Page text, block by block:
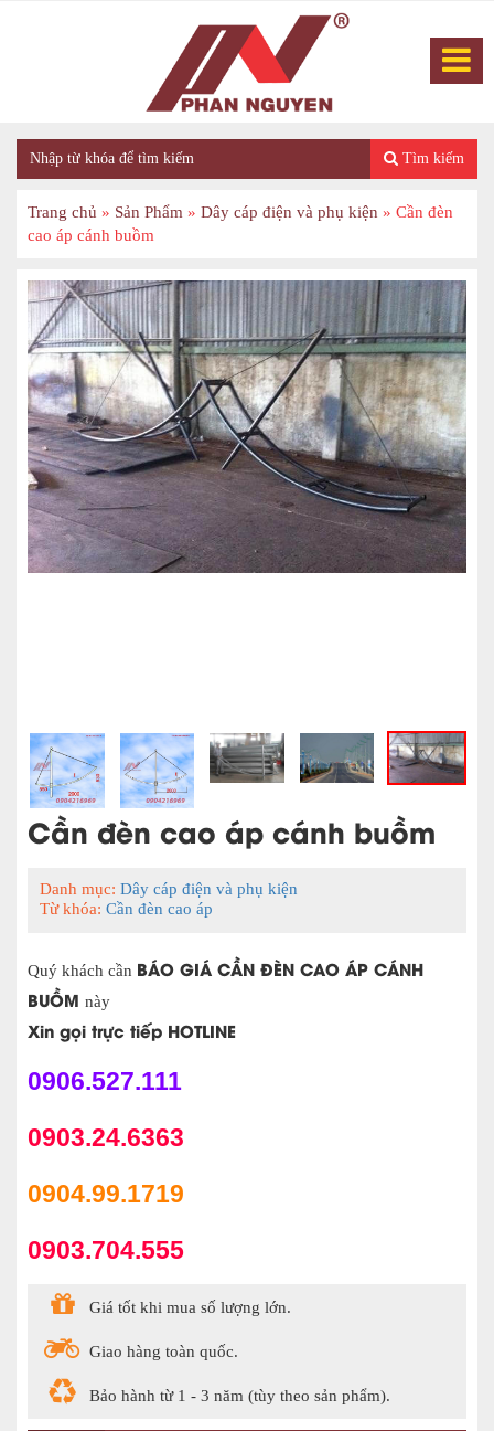
Tìm kiếm
Trang chủ » Sản Phẩm » Dây cáp điện và phụ kiện » Cần đèn
cao áp cánh buồm
Cần đèn cao áp cánh buồm
Danh mục: Dây cáp điện và phụ kiện
Từ khóa: Cần đèn cao áp
Quý khách cần BÁO GIÁ CẦN ĐÈN CAO ÁP CÁNH
BUỒM này
Xin gọi trực tiếp HOTLINE
0906.527.111
0903.24.6363
0904.99.1719
0903.704.555
Giá tốt khi mua số lượng lớn.
Giao hàng toàn quốc.
Bảo hành từ 1 - 3 năm (tùy theo sản phẩm).